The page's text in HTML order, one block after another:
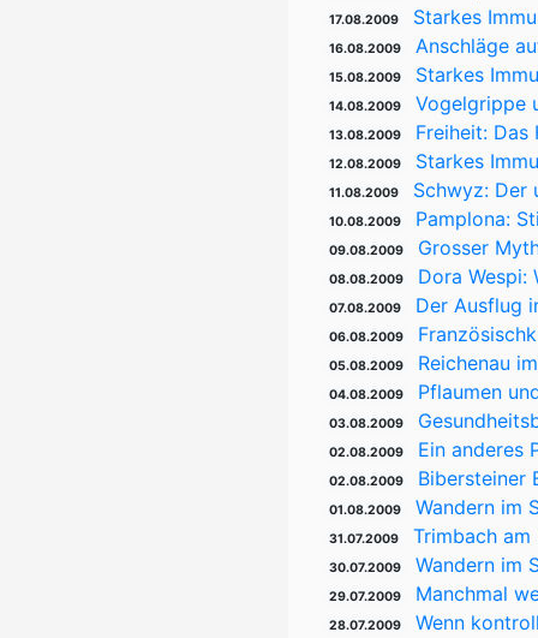
17.08.2009 Starkes
16.08.2009 Anschläge
15.08.2009 Starkes
14.08.2009 Vogelgrippe
13.08.2009 Freiheit: Das
12.08.2009 Starkes
11.08.2009 Schwyz: Der
10.08.2009 Pamplona:
09.08.2009 Grosser
08.08.2009 Dora Wespi:
07.08.2009 Der Ausflug
06.08.2009
05.08.2009 Reichenau
04.08.2009 Pflaumen
03.08.2009
02.08.2009 Ein anderes
02.08.2009 Bibersteiner
01.08.2009 Wandern im
31.07.2009 Trimbach
30.07.2009 Wandern im
29.07.2009 Manchmal
28.07.2009 Wenn